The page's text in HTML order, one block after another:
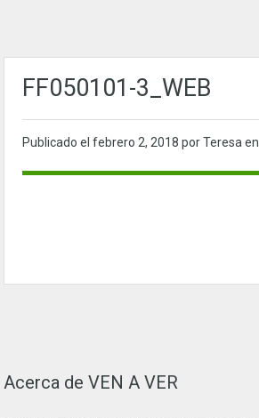
FF050101-3_WEB
Publicado el febrero 2, 2018 por Teresa en
Acerca de VEN A VER